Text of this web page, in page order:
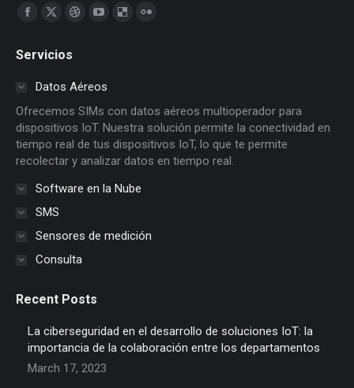
Find us on:
Facebook
opens
window
X
opens
in
window
Dribbble
in
window
YouTube
in
window
Delicious
windowwindow
Servicios
Datos Aéreos
Ofrecemos SIMs con datos aéreos multioperador para
dispositivos IoT. Nuestra solución permite la conectividad en
tiempo real de tus dispositivos IoT, lo que te permite
recolectar y analizar datos en tiempo real.
Software en la Nube
SMS
Sensores de medición
Consulta
Recent Posts
La ciberseguridad en el desarrollo de soluciones IoT: la
importancia de la colaboración entre los departamentos
March 17, 2023